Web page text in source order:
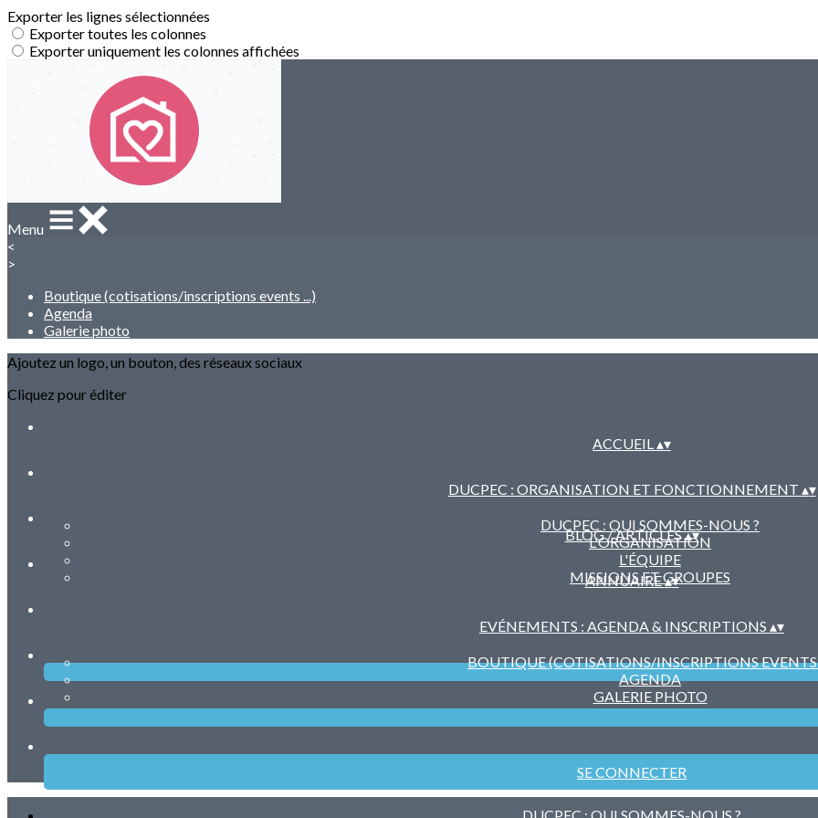
Exporter les lignes sélectionnées
Exporter toutes les colonnes
Exporter uniquement les colonnes affichées
Menu
<
>
Boutique (cotisations/inscriptions events ...)
Agenda
Galerie photo
Ajoutez un logo, un bouton, des réseaux sociaux
Cliquez pour éditer
ACCUEIL▴▾
DUCPEC : ORGANISATION ET FONCTIONNEMENT ▴▾
DUCPEC : QUI SOMMES-NOUS ?
L'ORGANISATION
L'ÉQUIPE
MISSIONS ET GROUPES
BLOG / ARTICLES▴▾
ANNUAIRE▴▾
EVÉNEMENTS : AGENDA & INSCRIPTIONS ▴▾
BOUTIQUE (COTISATIONS/INSCRIPTIONS EVENTS
AGENDA
GALERIE PHOTO
SE CONNECTER